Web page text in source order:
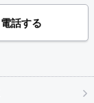
電話する